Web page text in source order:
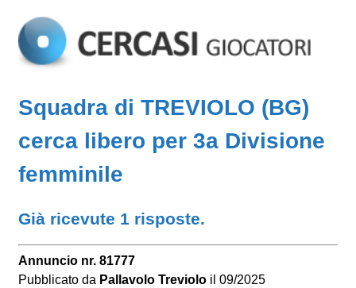
Squadra di TREVIOLO (BG)
cerca libero per 3a Divisione
femminile
Già ricevute 1 risposte.
Annuncio nr. 81777
Pubblicato da Pallavolo Treviolo il 09/2025